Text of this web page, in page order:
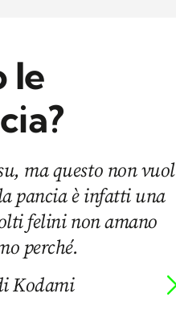
le
ma questo non vuol
pancia è infatti una
felini non amano
perché.
Kodami